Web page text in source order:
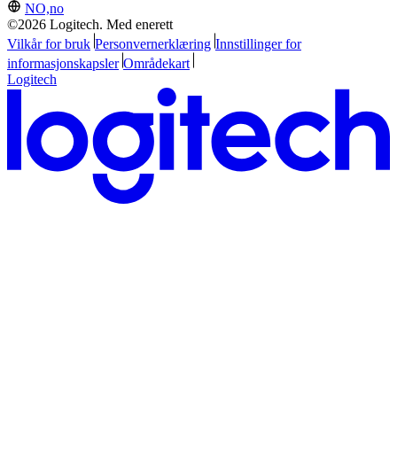
NO,no
©2026 Logitech. Med enerett
Vilkår for bruk Personvernerklæring Innstillinger for
informasjonskapsler Områdekart
Logitech